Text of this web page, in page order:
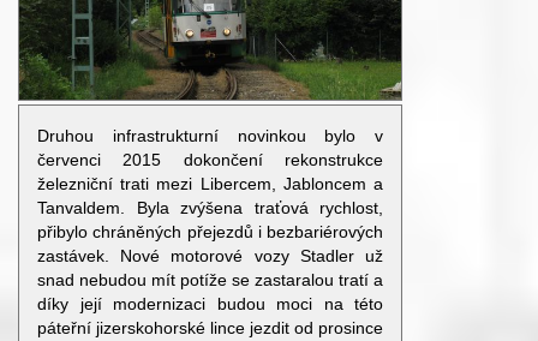
Druhou infrastrukturní novinkou bylo v
červenci 2015 dokončení rekonstrukce
železniční trati mezi Libercem, Jabloncem a
Tanvaldem. Byla zvýšena traťová rychlost,
přibylo chráněných přejezdů i bezbariérových
zastávek. Nové motorové vozy Stadler už
snad nebudou mít potíže se zastaralou tratí a
díky její modernizaci budou moci na této
páteřní jizerskohorské lince jezdit od prosince